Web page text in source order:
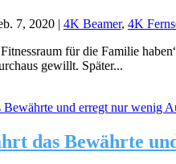
7, 2020| 4K Beamer, 4K
für die Familie
gewillt. Später...
das Bewährte